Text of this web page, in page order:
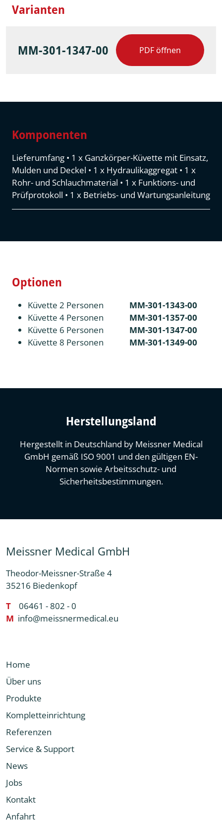
Varianten
MM-301-1347-00 PDF öffnen
Komponenten
Lieferumfang • 1 x Ganzkörper-Küvette mit Einsatz,
Mulden und Deckel • 1 x Hydraulikaggregat • 1 x
Rohr- und Schlauchmaterial • 1 x Funktions- und
Prüfprotokoll • 1 x Betriebs- und Wartungsanleitung
Optionen
Küvette 2 Personen MM-301-1343-00
Küvette 4 Personen MM-301-1357-00
Küvette 6 Personen MM-301-1347-00
Küvette 8 Personen MM-301-1349-00
Herstellungsland
Hergestellt in Deutschland by Meissner Medical
GmbH gemäß ISO 9001 und den gültigen EN-
Normen sowie Arbeitsschutz- und
Sicherheitsbestimmungen.
Meissner Medical GmbH
Theodor-Meissner-Straße 4
35216 Biedenkopf
T
06461 - 802 - 0
M info@meissnermedical.eu
Home
Über uns
Produkte
Kompletteinrichtung
Referenzen
Service & Support
News
Jobs
Kontakt
Anfahrt